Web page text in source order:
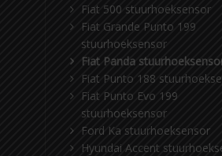
Fiat 500 stuurhoeksensor
Fiat Grande Punto 199
stuurhoeksensor
Fiat Panda
Fiat Punto 188
Fiat Punto Evo 199
stuurhoeksensor
Ford Ka stuurhoeksensor
Hyundai Accent